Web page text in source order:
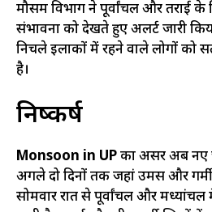
मौसम विभाग ने पूर्वांचल और तराई के
संभावना को देखते हुए अलर्ट जारी
निचले इलाकों में रहने वाले लोगों को
है।
निष्कर्ष
Monsoon in UPका असर अब नए
अगले दो दिनों तक जहां उमस और
सोमवार रात से पूर्वांचल और मध्यांचल